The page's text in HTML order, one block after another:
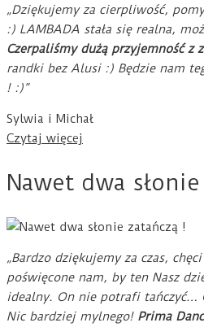
„Dziękujemy za cierpliwość,
:) LAMBADA stała się realna,
Czerpaliśmy dużą przyjemność z
randki bez Alusi :) Będzie nam
! :)”
Sylwia i Michał
Czytaj więcej
Nawet dwa
„Bardzo dziękujemy za czas,
poświęcone nam, by ten Nasz
idealny. On nie potrafi tańczyć…
Nic bardziej mylnego! Prima